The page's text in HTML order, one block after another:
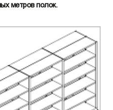
метров полок.